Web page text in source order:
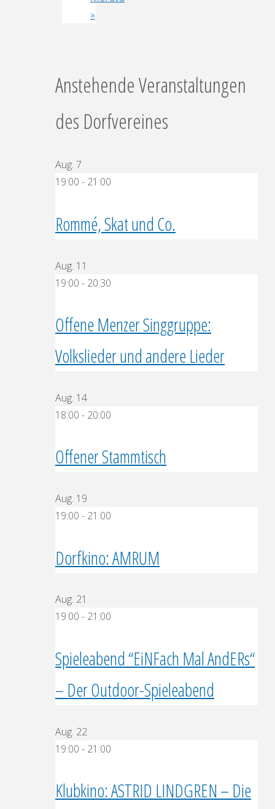
»
Anstehende Veranstaltungen
des Dorfvereines
Aug. 7
19:00 - 21:00
Rommé, Skat und Co.
Aug. 11
19:00 - 20:30
Offene Menzer Singgruppe:
Volkslieder und andere Lieder
Aug. 14
18:00 - 20:00
Offener Stammtisch
Aug. 19
19:00 - 21:00
Dorfkino: AMRUM
Aug. 21
19:00 - 21:00
Spieleabend “EiNFach Mal AndERs“
– Der Outdoor-Spieleabend
Aug. 22
19:00 - 21:00
Klubkino: ASTRID LINDGREN – Die